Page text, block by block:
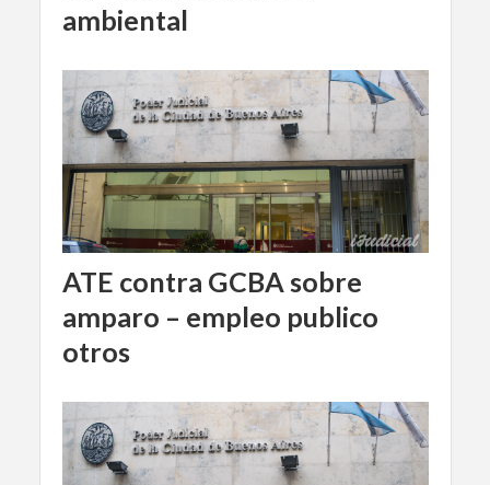
ambiental
ATE contra GCBA sobre
amparo – empleo publico
otros